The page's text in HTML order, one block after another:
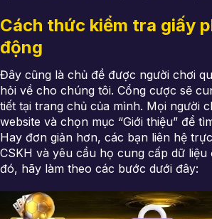
Cách thức kiểm tra giấy
động
Đây cũng là chủ đề được người chơi
hỏi về cho chúng tôi. Cổng cược sẽ
tiết tại trang chủ của mình. Mọi người
website và chọn mục “Giới thiệu” để
Hay đơn giản hơn, các bạn liên hệ
CSKH và yêu cầu họ cung cấp dữ liệu
đó, hãy làm theo các bước dưới đây: